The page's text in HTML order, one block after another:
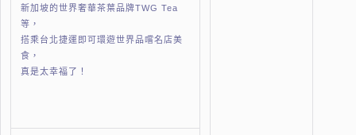
新加坡的世界奢華茶葉品牌TWG Tea
等，
搭乘台北捷運即可環遊世界品嚐名店美
食，
真是太幸福了！